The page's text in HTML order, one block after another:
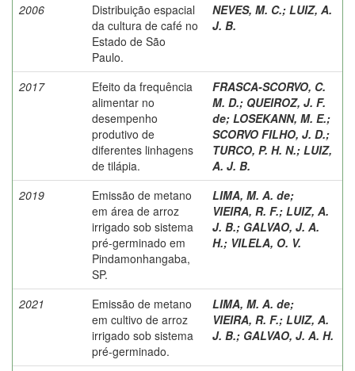
2006
Distribuição espacial
da cultura de café no
Estado de São
Paulo.
NEVES, M. C.; LUIZ, A.
J. B.
2017
Efeito da frequência
alimentar no
desempenho
produtivo de
diferentes linhagens
de tilápia.
FRASCA-SCORVO, C.
M. D.; QUEIROZ, J. F.
de; LOSEKANN, M. E.;
SCORVO FILHO, J. D.;
TURCO, P. H. N.; LUIZ,
A. J. B.
2019
Emissão de metano
em área de arroz
irrigado sob sistema
pré-germinado em
Pindamonhangaba,
SP.
LIMA, M. A. de;
VIEIRA, R. F.; LUIZ, A.
J. B.; GALVAO, J. A.
H.; VILELA, O. V.
2021
Emissão de metano
em cultivo de arroz
irrigado sob sistema
pré-germinado.
LIMA, M. A. de;
VIEIRA, R. F.; LUIZ, A.
J. B.; GALVAO, J. A. H.